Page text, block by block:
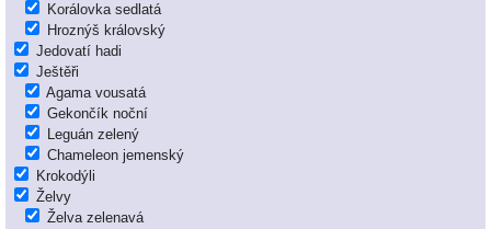
Korálovka sedlatá
Hroznýš královský
Jedovatí hadi
Ještěři
Agama vousatá
Gekončík noční
Leguán zelený
Chameleon jemenský
Krokodýli
Želvy
Želva zelenavá